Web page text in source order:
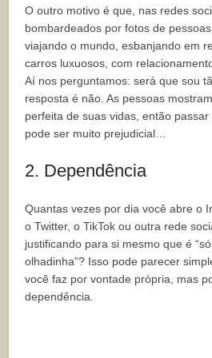
O outro motivo é que, nas redes
bombardeados por fotos de
viajando o mundo, esbanjando em
carros luxuosos, com
Aí nos perguntamos: será que sou
resposta é não. As pessoas
perfeita de suas vidas, então
pode ser muito prejudicial…
2. Dependência
Quantas vezes por dia você abre o
o Twitter, o TikTok ou outra rede
justificando para si mesmo que é
olhadinha”? Isso pode parecer
você faz por vontade própria, mas
dependência.